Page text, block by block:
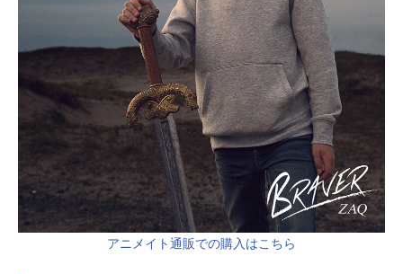
アニメイト通販での購入はこちら